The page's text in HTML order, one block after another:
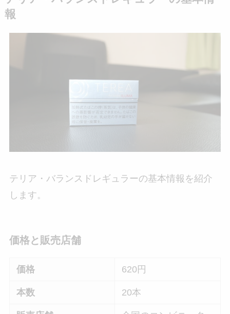
報
テリア・バランスドレギュラーの基本情報を紹介
します。
価格と販売店舗
価格 620円
本数 20本